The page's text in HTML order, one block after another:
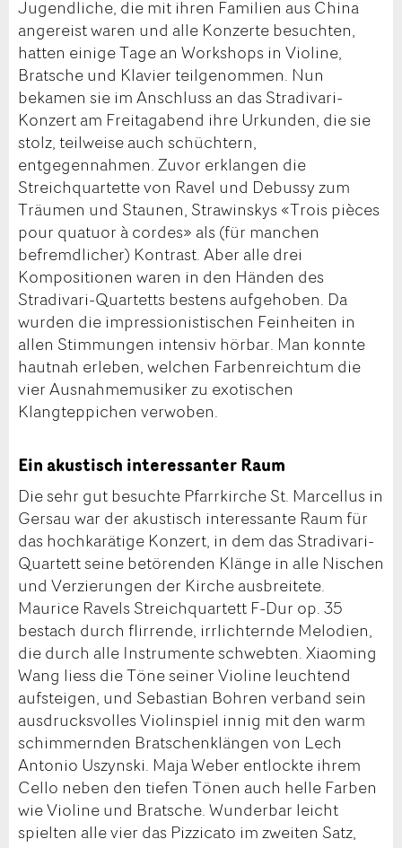
Jugendliche, die mit ihren Familien aus China
angereist waren und alle Konzerte besuchten,
hatten einige Tage an Workshops in Violine,
Bratsche und Klavier teilgenommen. Nun
bekamen sie im Anschluss an das Stradivari-
Konzert am Freitagabend ihre Urkunden, die sie
stolz, teilweise auch schüchtern,
entgegennahmen. Zuvor erklangen die
Streichquartette von Ravel und Debussy zum
Träumen und Staunen, Strawinskys «Trois pièces
pour quatuor à cordes» als (für manchen
befremdlicher) Kontrast. Aber alle drei
Kompositionen waren in den Händen des
Stradivari-Quartetts bestens aufgehoben. Da
wurden die impressionistischen Feinheiten in
allen Stimmungen intensiv hörbar. Man konnte
hautnah erleben, welchen Farbenreichtum die
vier Ausnahmemusiker zu exotischen
Klangteppichen verwoben.
Ein akustisch interessanter Raum
Die sehr gut besuchte Pfarrkirche St. Marcellus in
Gersau war der akustisch interessante Raum für
das hochkarätige Konzert, in dem das Stradivari-
Quartett seine betörenden Klänge in alle Nischen
und Verzierungen der Kirche ausbreitete.
Maurice Ravels Streichquartett F-Dur op. 35
bestach durch flirrende, irrlichternde Melodien,
die durch alle Instrumente schwebten. Xiaoming
Wang liess die Töne seiner Violine leuchtend
aufsteigen, und Sebastian Bohren verband sein
ausdrucksvolles Violinspiel innig mit den warm
schimmernden Bratschenklängen von Lech
Antonio Uszynski. Maja Weber entlockte ihrem
Cello neben den tiefen Tönen auch helle Farben
wie Violine und Bratsche. Wunderbar leicht
spielten alle vier das Pizzicato im zweiten Satz,